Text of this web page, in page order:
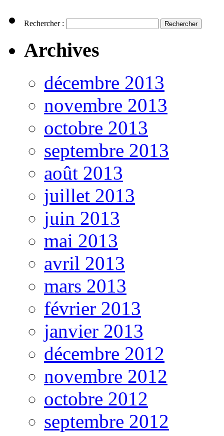
Rechercher :
Archives
décembre 2013
novembre 2013
octobre 2013
septembre 2013
août 2013
juillet 2013
juin 2013
mai 2013
avril 2013
mars 2013
février 2013
janvier 2013
décembre 2012
novembre 2012
octobre 2012
septembre 2012